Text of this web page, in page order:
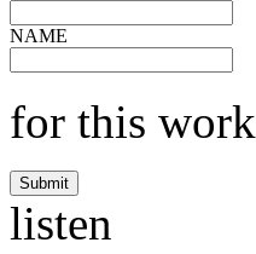
NAME
for this work
listen